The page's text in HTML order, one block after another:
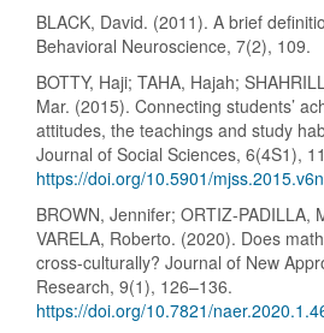
BLACK, David. (2011). A brief
Behavioral Neuroscience, 7(2), 109.
BOTTY, Haji; TAHA, Hajah;
Mar. (2015). Connecting students’
attitudes, the teachings and study
Journal of Social Sciences, 6(4S1),
https://doi.org/10.5901/
BROWN, Jennifer; ORTIZ-PADILLA,
VARELA, Roberto. (2020). Does
cross-culturally? Journal of New
Research, 9(1), 126–136.
https://doi.org/10.7821/